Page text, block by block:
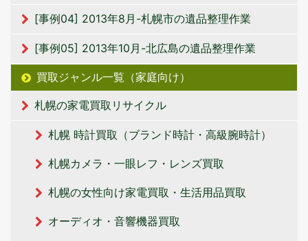
[事例04] 2013年8月-札幌市の遺品整理作業
[事例05] 2013年10月-北広島の遺品整理作業
買取ジャンル一覧（家庭向け）
札幌の家電買取リサイクル
札幌 時計買取（ブランド時計・高級腕時計）
札幌カメラ・一眼レフ・レンズ買取
札幌の女性向け家電買取・生活用品買取
オーディオ・音響機器買取